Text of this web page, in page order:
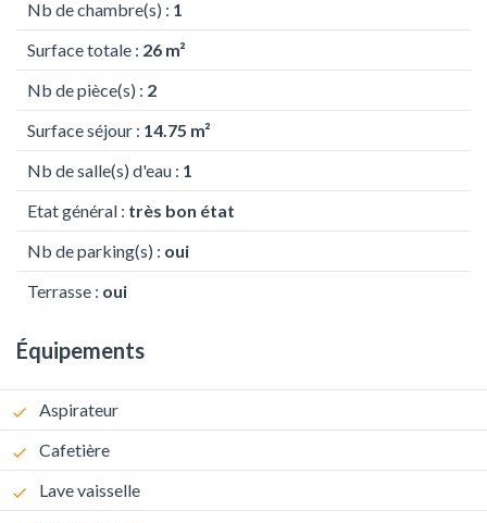
Nb de chambre(s) : 1
Surface totale : 26 m²
Nb de pièce(s) : 2
Surface séjour : 14.75 m²
Nb de salle(s) d'eau : 1
Etat général : très bon état
Nb de parking(s) : oui
Terrasse : oui
Équipements
Aspirateur
Cafetière
Lave vaisselle